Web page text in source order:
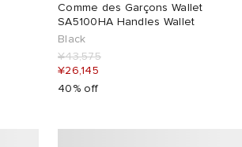
Comme des Garçons Wallet
SA5100HA Handles Wallet
Black
¥43,575
¥26,145
40% off